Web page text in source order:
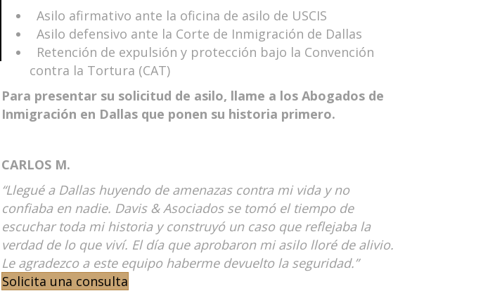
Asilo afirmativo ante la oficina de asilo de USCIS
Asilo defensivo ante la Corte de Inmigración de Dallas
Retención de expulsión y protección bajo la Convención
contra la Tortura (CAT)
Para presentar su solicitud de asilo, llame a los Abogados de
Inmigración en Dallas que ponen su historia primero.
CARLOS M.
“Llegué a Dallas huyendo de amenazas contra mi vida y no
confiaba en nadie. Davis & Asociados se tomó el tiempo de
escuchar toda mi historia y construyó un caso que reflejaba la
verdad de lo que viví. El día que aprobaron mi asilo lloré de alivio.
Le agradezco a este equipo haberme devuelto la seguridad.”
Solicita una consulta